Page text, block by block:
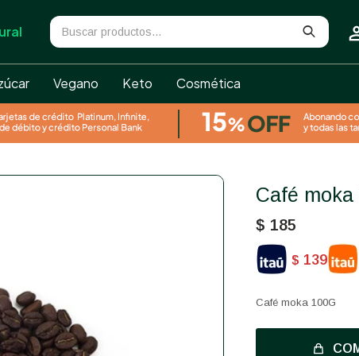
Vegano Keto Cosmética
Café
$ 185
$ 139
Café moka 100G